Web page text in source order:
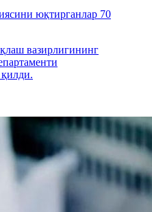
юқтирганлар 70
вазирлигининг